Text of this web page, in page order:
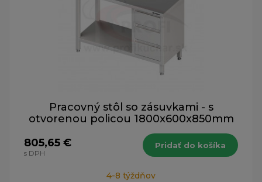
Pracovný stôl so zásuvkami - s
otvorenou policou 1800x600x850mm
805,65 €
s DPH
Pridať do košíka
4-8 týždňov